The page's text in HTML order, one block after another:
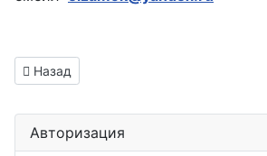
Информация о материале
Предыдущий: Теплица Лабытнанги
Назад
Авторизация